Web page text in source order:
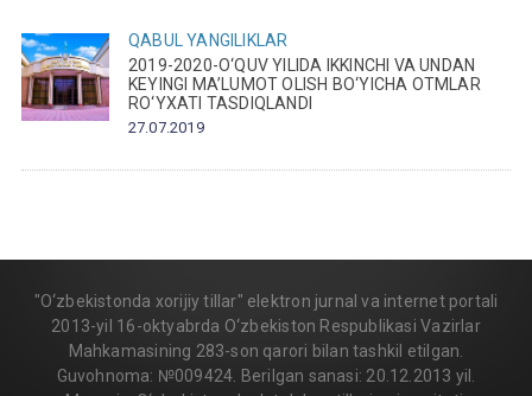
QABUL
YANGILIKLAR
2019-2020-O‘QUV YILIDA IKKINCHI VA UNDAN
KEYINGI MA’LUMOT OLISH BO‘YICHA OTMLAR
RO‘YXATI TASDIQLANDI
27.07.2019
"O‘zbekistonda xorijiy tillar" elektron jurnal va internet portali
2013-yil 16-oktyabrda O‘zbekiston Respublikasi Vazirlar
Mahkamasining 283-son qarori bilan tashkil etilgan.
Guvohnoma: №009424. Berilgan sanasi: 20.12.2013 yil.